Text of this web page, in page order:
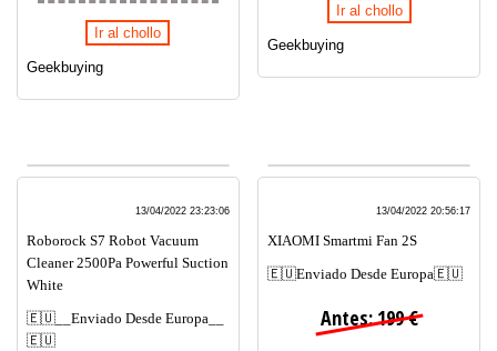
Ir al chollo
Geekbuying
Ir al chollo
Geekbuying
13/04/2022 23:23:06
Roborock S7 Robot Vacuum
Cleaner 2500Pa Powerful Suction
White
🇪🇺__Enviado Desde Europa__
🇪🇺
13/04/2022 20:56:17
XIAOMI Smartmi Fan 2S
🇪🇺Enviado Desde Europa🇪🇺
Antes: 199 €